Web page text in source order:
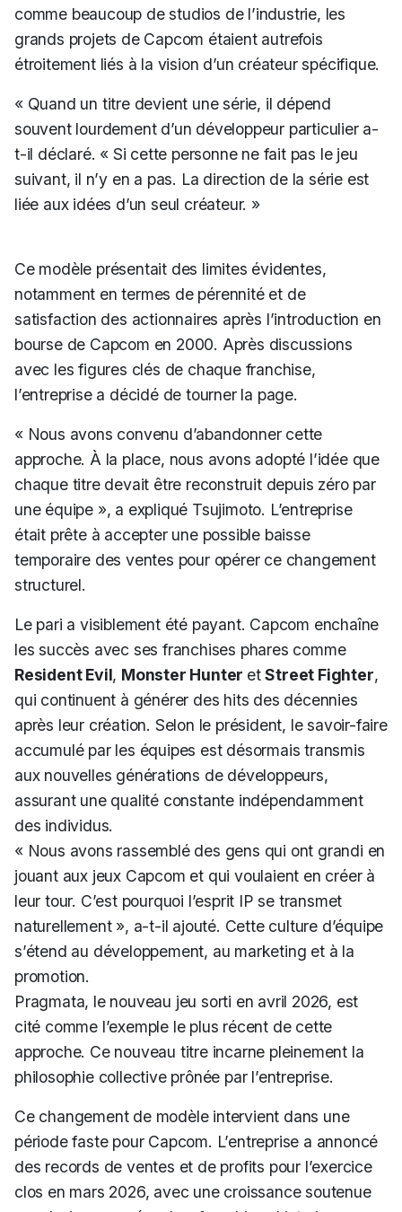
comme beaucoup de studios de l’industrie, les
grands projets de Capcom étaient autrefois
étroitement liés à la vision d’un créateur spécifique.
« Quand un titre devient une série, il dépend
souvent lourdement d’un développeur particuliera-
t-il déclaré. « Si cette personne ne fait pas le jeu
suivant, il n’y en a pas. La direction de la série est
liée aux idées d’un seul créateur. »
Ce modèle présentait des limites évidentes,
notamment en termes de pérennité et de
satisfaction des actionnaires après l’introduction en
bourse de Capcom en 2000. Après discussions
avec les figures clés de chaque franchise,
l’entreprise a décidé de tourner la page.
« Nous avons convenu d’abandonner cette
approche. À la place, nous avons adopté l’idée que
chaque titre devait être reconstruit depuis zéro par
une équipe », a expliqué Tsujimoto. L’entreprise
était prête à accepter une possible baisse
temporaire des ventes pour opérer ce changement
structurel.
Le pari a visiblement été payant. Capcom enchaîne
les succès avec ses franchises phares comme
Resident Evil, Monster Hunter etStreet Fighter,
qui continuent à générer des hits des décennies
après leur création. Selon le président, le savoir-faire
accumulé par les équipes est désormais transmis
aux nouvelles générations de développeurs,
assurant une qualité constante indépendamment
des individus.
« Nous avons rassemblé des gens qui ont grandi en
jouant aux jeux Capcom et qui voulaient en créer à
leur tour. C’est pourquoi l’esprit IP se transmet
naturellement », a-t-il ajouté. Cette culture d’équipe
s’étend au développement, au marketing et à la
promotion.
Pragmata, le nouveau jeu sorti en avril 2026, est
cité comme l’exemple le plus récent de cette
approche. Ce nouveau titre incarne pleinement la
philosophie collective prônée par l’entreprise.
Ce changement de modèle intervient dans une
période faste pour Capcom. L’entreprise a annoncé
des records de ventes et de profits pour l’exercice
clos en mars 2026, avec une croissance soutenue